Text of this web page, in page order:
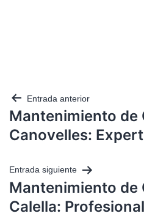
Entrada anterior
Mantenimiento de
Canovelles:
Entrada siguiente
Mantenimiento de
Calella: